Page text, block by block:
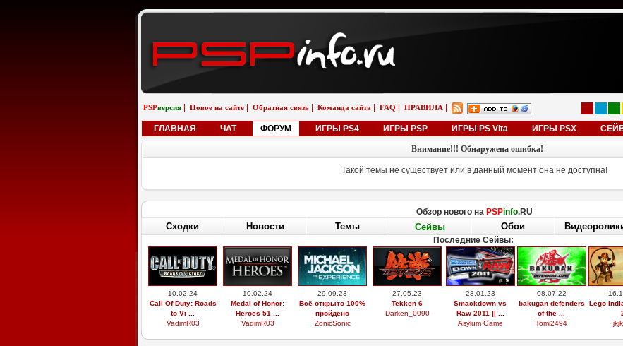
PSPверсия Новое на сайте Обратная связь Команда сайта FAQ ПРАВИЛА
ГЛАВНАЯ ЧАТ ФОРУМ ИГРЫ PS4 ИГРЫ PSP ИГРЫ PS Vita ИГРЫ PSX
Внимание!!! Обнаружена ошибка!
Такой темы не существует или в данный момент она не доступна!
Обзор нового на PSPinfo.RU
Сходки Новости Темы Сейвы Обои
Последние Сейвы:
10.02.24
Call Of Duty: Roads
to Vi ...
VadimR03
10.02.24
Medal of Honor:
Heroes 51 ...
VadimR03
29.09.23
Всё открыто 100%
пройдено
ZonicSonic
27.05.23
Tekken 6
Darken_0090
23.01.23
Smackdown vs
Raw 2011 || ...
Asylum Game
08.07.22
bakugan defenders
of the ...
Tomi2494
Lego